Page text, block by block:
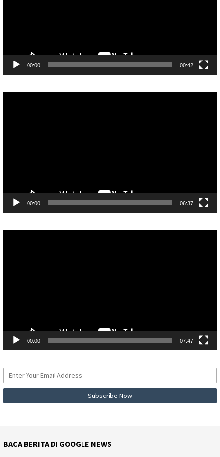
00:00 00:42
00:00 06:37
00:00 07:47
BACA BERITA DI GOOGLE NEWS